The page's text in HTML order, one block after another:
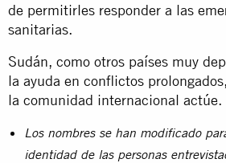
de permitirles responder a las
sanitarias.
Sudán, como otros países muy
la ayuda en conflictos
la comunidad internacional actúe.
Los nombres se han modificado
identidad de las personas